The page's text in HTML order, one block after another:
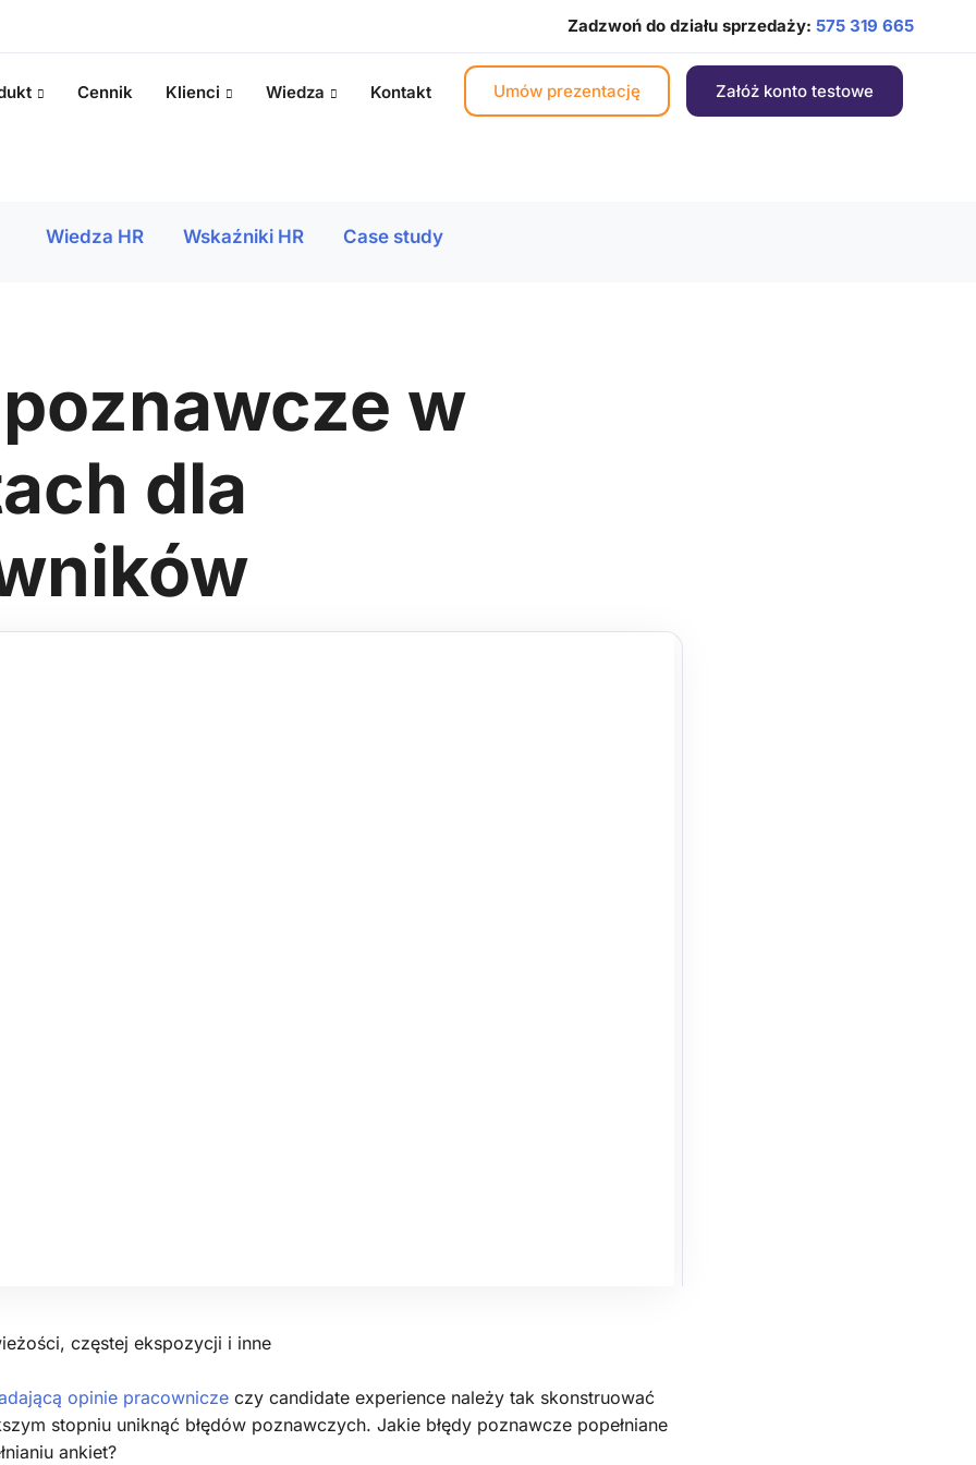
Zadzwoń do działu sprzedaży: 575 319 665
Cennik Klienci Wiedza Kontakt Załóż konto testowe
Umów prezentację
Wiedza HR Wskaźniki HR Case study
poznawcze w
dla
częstej ekspozycji i inne
opinie pracownicze czy candidate experience należy tak skonstruować
stopniu uniknąć błędów poznawczych. Jakie błędy poznawcze popełniane
ankiet?